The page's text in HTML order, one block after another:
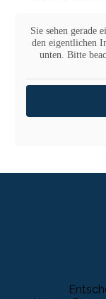
Sie sehen gerade
den eigentlichen
unten. Bitte